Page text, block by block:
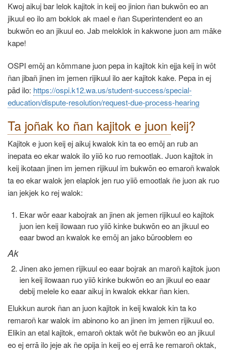
Kwoj aikuj bar lelok kajitok in keij eo jinion ñan bukwōn eo an
jikuul eo ilo am boklok ak mael e ñan Superintendent eo an
bukwōn eo an jikuul eo. Jab meloklok in kakwone juon am māke
kape!
OSPI emōj an kōmmane juon pepa in kajitok kin ejja keij in wōt
ñan jibañ jinen im jemen rijikuul ilo aer kajitok kake. Pepa in ej
pād ilo: https://ospi.k12.wa.us/student-success/special-
education/dispute-resolution/request-due-process-hearing
Ta joñak ko ñan kajitok e juon keij?
Kajitok e juon keij ej aikuj kwalok kin ta eo emōj an rub an
inepata eo ekar walok ilo yiiō ko ruo remootlak. Juon kajitok in
keij ikotaan jinen im jemen rijikuul im bukwōn eo emaroñ kwalok
ta eo ekar walok jen elaplok jen ruo yiiō emootlak ñe juon ak ruo
ian jekjek ko rej walok:
Ekar wōr eaar kabojrak an jinen ak jemen rijikuul eo kajitok
juon ien keij ilowaan ruo yiiō kinke bukwōn eo an jikuul eo
eaar bwod an kwalok ke emōj an jako būrooblem eo
Ak
Jinen ako jemen rijikuul eo eaar bojrak an maroñ kajitok juon
ien keij ilowaan ruo yiiō kinke bukwōn eo an jikuul eo eaar
debij melele ko eaar aikuj in kwalok ekkar ñan kien.
Elukkun aurok ñan an juon kajitok in keij kwalok kin ta ko
remaroñ kar walok im abinono ko an jinen im jemen rijikuul eo.
Elikin an etal kajitok, emaroñ oktak wōt ñe bukwōn eo an jikuul
eo ej errā ilo jeje ak ñe opija in keij eo ej errā ke remaroñ oktak,